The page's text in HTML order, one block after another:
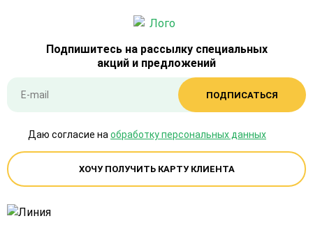
Подпишитесь на рассылку специальных
акций и предложений
ПОДПИСАТЬСЯ
Даю согласие на обработку персональных данных
ХОЧУ ПОЛУЧИТЬ КАРТУ КЛИЕНТА